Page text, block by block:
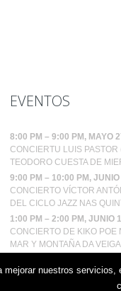
EVENTOS
8:00 PM – 9:00 PM , MAYO
CONCIERTU LUIS PASTOR
TEODORO CUESTA DE
9:00 PM – 10:00 PM ,
CONCIERTO VÍCTOR
DEL CICLO JAZZ NAS
1:00 PM – 2:00 PM , JUNIO
CONCIERTO DE KIKO POE
MAR Y MONTAÑA DA VEIGA
nuestros